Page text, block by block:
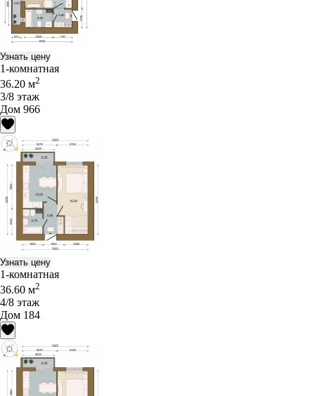
Узнать цену
1-комнатная
36.20 м2
3/8 этаж
Дом 966
Узнать цену
1-комнатная
36.60 м2
4/8 этаж
Дом 184